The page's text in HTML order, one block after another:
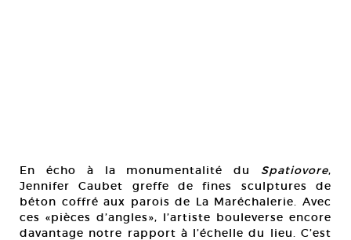
En écho à la monumentalité du Spatiovore,
Jennifer Caubet greffe de fines sculptures de
béton coffré aux parois de La Maréchalerie. Avec
ces «pièces d’angles», l’artiste bouleverse encore
davantage notre rapport à l’échelle du lieu. C’est